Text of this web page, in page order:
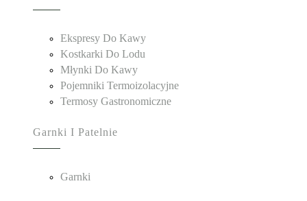
Ekspresy Do Kawy
Kostkarki Do Lodu
Młynki Do Kawy
Pojemniki Termoizolacyjne
Termosy Gastronomiczne
Garnki I Patelnie
Garnki